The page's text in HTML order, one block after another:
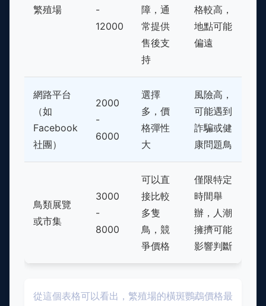
繁殖場
-
12000
障，通
常提供
售後支
持
格較高，
地點可能
偏遠
網路平台
（如
Facebook
社團）
2000
-
6000
選擇
多，價
格彈性
大
風險高，
可能遇到
詐騙或健
康問題鳥
鳥類展覽
或市集
3000
-
8000
可以直
接比較
多隻
鳥，競
爭價格
僅限特定
時間舉
辦，人潮
擁擠可能
影響判斷
從這個表格可以看出，繁殖場的橫斑鸚鵡價格最